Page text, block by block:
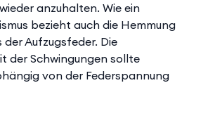
anzuhalten. Wie ein
bezieht auch die Hemmung
der Aufzugsfeder. Die
der Schwingungen sollte
von der Federspannung